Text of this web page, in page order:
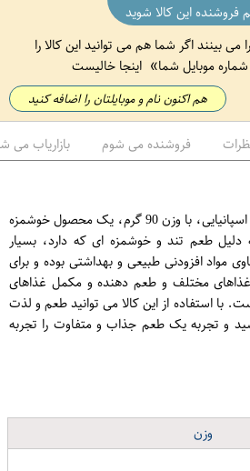
فروشنده این کالا شوید
می بینند اگر شما هم می توانید این کالا را
موبایل شما اینجا خالیست
هم اکنون نام و موبایلتان را اضافه کنید
فروشنده می شوم بازاریاب می
کالای بیوگلز با طعم گوجه تند اسپانیایی، با وزن 90 گرم، یک محصول خوشمزه
طعم تند و خوشمزه ای که دارد، بسیار
افزودنی طبیعی و بهداشتی بوده و برای
مختلف و طعم دهنده و مکمل غذاهای
استفاده از این کالا می توانید طعم و لذت
و تجربه یک طعم جذاب و متفاوت را تجربه
وزن